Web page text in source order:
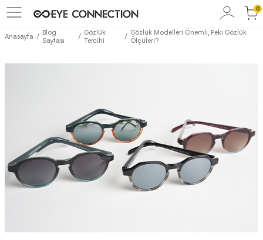
0
Anasayfa
Blog
Sayfası
Gözlük
Tercihi
Gözlük Modelleri Önemli, Peki Gözlük
Ölçüleri?